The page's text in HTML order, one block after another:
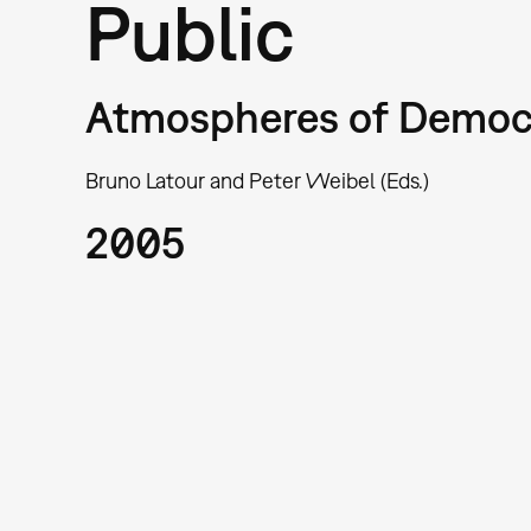
Public
Atmospheres of
Bruno Latour and Peter Weibel (Eds.)
2005